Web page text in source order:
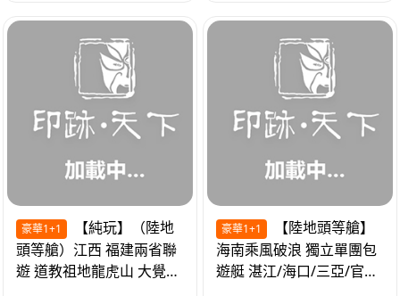
豪華1+1
頭等艙）江西 福建兩省聯
遊 道教祖地龍虎山 大覺山
豪華1+1
海南乘風破浪 獨立單團包
遊艇 湛江/海口/三亞/官塘/